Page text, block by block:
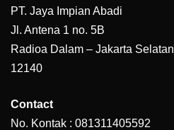
PT. Jaya Impian Abadi
Jl. Antena 1 no. 5B
Radioa Dalam – Jakarta Selatan
12140
Contact
No. Kontak : 081311405592